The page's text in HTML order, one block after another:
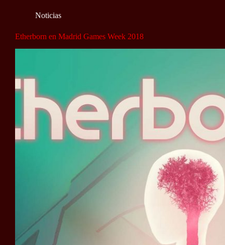
Noticias
Etherborn en Madrid Games Week 2018